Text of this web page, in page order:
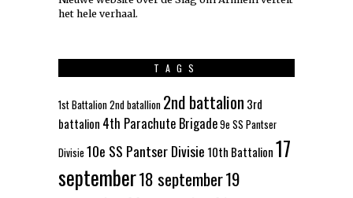
het hele verhaal.
TAGS
1st Battalion2nd batallion 2nd battalion 3rd
battalion 4th Parachute Brigade9e SS Pantser
Divisie 10e SS Pantser Divisie 10th Battalion17
september18 september19